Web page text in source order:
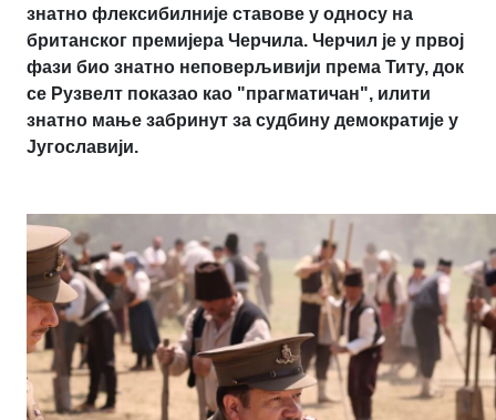
знатно флексибилније ставове у односу на
британског премијера Черчила. Черчил је у првој
фази био знатно неповерљивији према Титу, док
се Рузвелт показао као "прагматичан", илити
знатно мање забринут за судбину демократије у
Југославији.